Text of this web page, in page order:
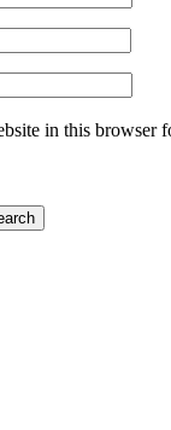
in this browser